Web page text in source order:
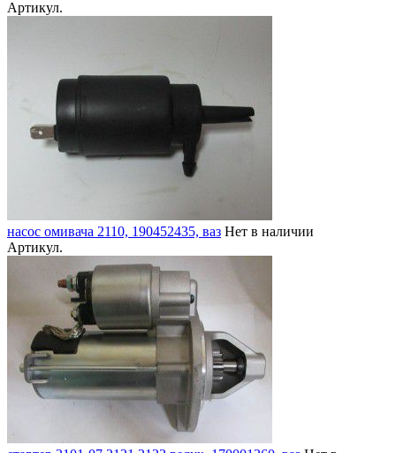
Артикул.
насос омивача 2110, 190452435, ваз Нет в наличии
Артикул.